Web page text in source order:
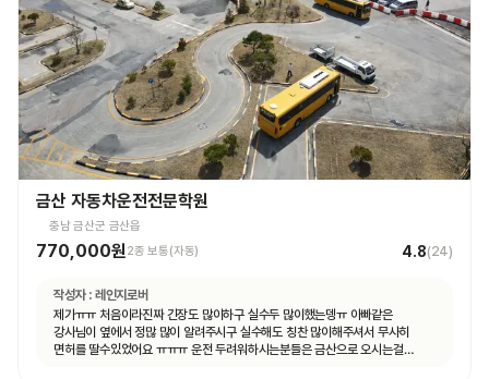
금산 자동차운전전문학원
충남 금산군 금산읍
770,000원 2종 보통(자동) 4.8(24)
작성자 : 레인지로버
제가ㅠㅠ 처음이라진짜 긴장도 많이하구 실수두 많이했는뎅ㅠ 아빠같은
강사님이 옆에서 정많 많이 알려주시구 실수해도 칭찬 많이해주셔서 무사히
면허를 딸수있었어요 ㅠㅠㅠ 운전 두려워하시는분들은 금산으로 오시는걸